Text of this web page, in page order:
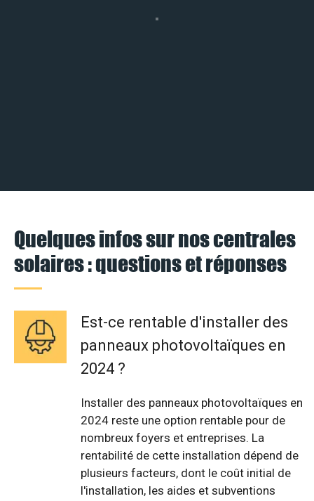
Quelques infos sur nos centrales
solaires : questions et réponses
Est-ce rentable d'installer des
panneaux photovoltaïques en
2024 ?
Installer des panneaux photovoltaïques en
2024 reste une option rentable pour de
nombreux foyers et entreprises. La
rentabilité de cette installation dépend de
plusieurs facteurs, dont le coût initial de
l'installation, les aides et subventions